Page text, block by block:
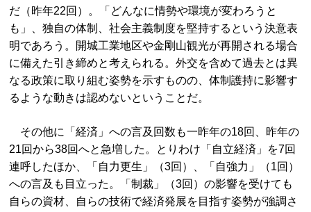
だ（昨年22回）。「どんなに情勢や環境が変わろうと
も」、独自の体制、社会主義制度を堅持するという決意表
明であろう。開城工業地区や金剛山観光が再開される場合
に備えた引き締めと考えられる。外交を含めて過去とは異
なる政策に取り組む姿勢を示すものの、体制護持に影響す
るような動きは認めないということだ。
その他に「経済」への言及回数も一昨年の18回、昨年の
21回から38回へと急増した。とりわけ「自立経済」を7回
連呼したほか、「自力更生」（3回）、「自強力」（1回）
への言及も目立った。「制裁」（3回）の影響を受けても
自らの資材、自らの技術で経済発展を目指す姿勢が強調さ